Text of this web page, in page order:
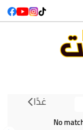
غدًا
No